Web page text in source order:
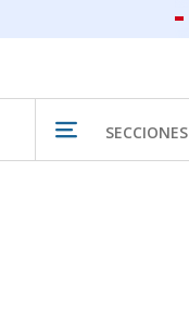
SECCIONES